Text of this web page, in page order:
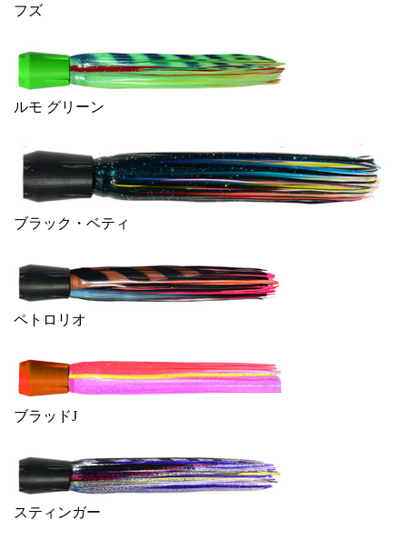
フズ
ルモ グリーン
ブラック・ベティ
ペトロリオ
ブラッドJ
スティンガー